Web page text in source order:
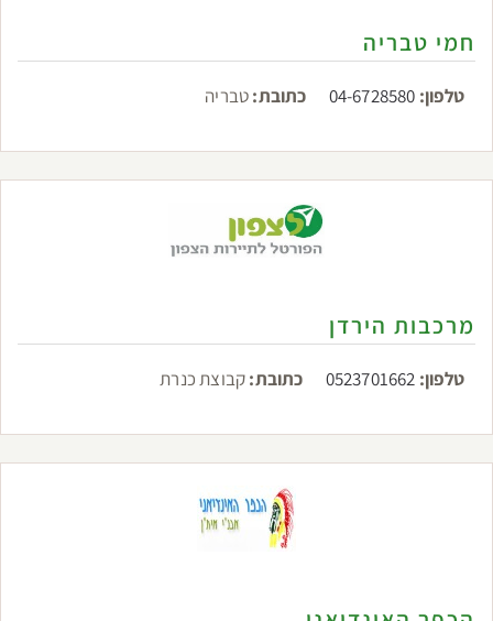
חמי טבריה
טלפון: 04-6728580 כתובת:טבריה
מרכבות הירדן
טלפון: 0523701662 כתובת:קבוצת כנרת